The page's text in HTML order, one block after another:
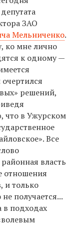
ЗАО
Мельниченко.
ко мне лично
к одному —
решений,
что в Ужурском
Все
власть
отношения
и только
получается...
в подходах